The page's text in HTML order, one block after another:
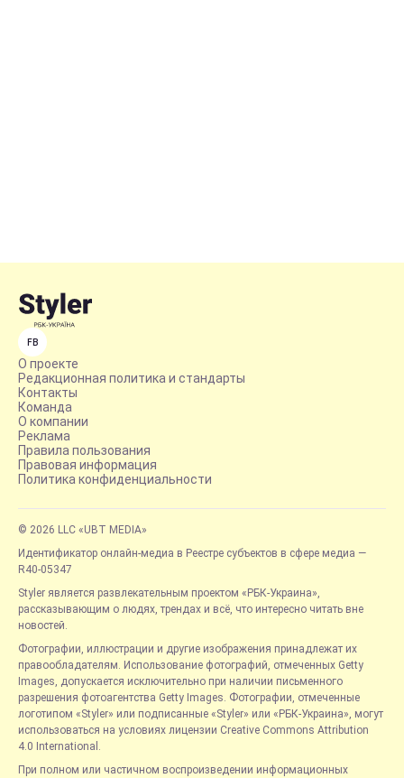
FB
О проекте
Редакционная политика и стандарты
Контакты
Команда
О компании
Реклама
Правила пользования
Правовая информация
Политика конфиденциальности
© 2026 LLC «UBT MEDIA»
Идентификатор онлайн-медиа в Реестре субъектов в сфере медиа —
R40-05347
Styler является развлекательным проектом «РБК-Украина»,
рассказывающим о людях, трендах и всё, что интересно читать вне
новостей.
Фотографии, иллюстрации и другие изображения принадлежат их
правообладателям. Использование фотографий, отмеченных Getty
Images, допускается исключительно при наличии письменного
разрешения фотоагентства Getty Images. Фотографии, отмеченные
логотипом «Styler» или подписанные «Styler» или «РБК-Украина», могут
использоваться на условиях лицензии Creative Commons Attribution
4.0 International.
При полном или частичном воспроизведении информационных